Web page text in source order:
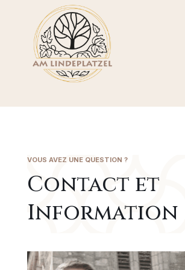
VOUS AVEZ UNE QUESTION ?
Contact et
Information